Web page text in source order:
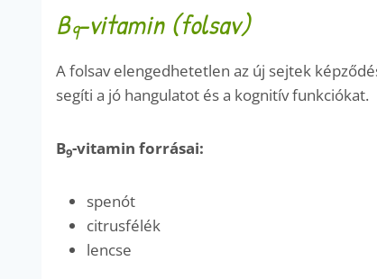
B9-vitamin (folsav)
A folsav elengedhetetlen az új sejtek
segíti a jó hangulatot és a kognitív funkciókat.
B9-vitamin forrásai:
spenót
citrusfélék
lencse